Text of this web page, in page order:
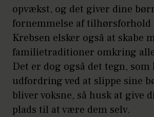
opvækst, og det giver dine
fornemmelse af tilhørsforhold
Krebsen elsker også at skabe
familietraditioner omkring
Det er dog også det tegn,
udfordring ved at slippe sine
bliver voksne, så husk at give
plads til at være dem selv.